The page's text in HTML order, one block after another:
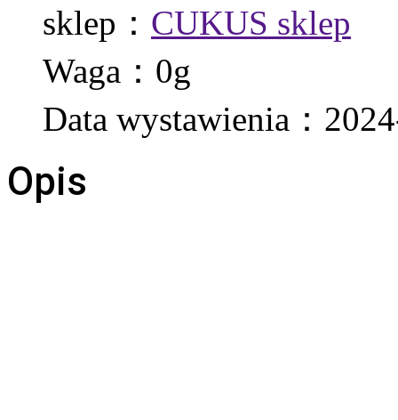
sklep： CUKUS sklep
Waga：0g
Data wystawienia：
Opis